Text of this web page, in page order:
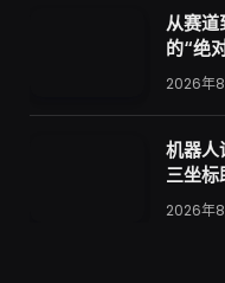
从赛
的“绝
2026年
机器人
三坐标
2026年